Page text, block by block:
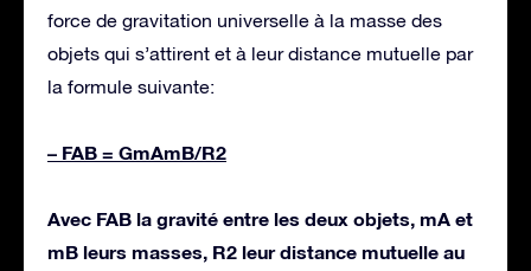
force de gravitation universelle à la masse des
objets qui s’attirent et à leur distance mutuelle par
la formule suivante:
– FAB = GmAmB/R2
Avec FAB la gravité entre les deux objets, mA et
mB leurs masses, R2 leur distance mutuelle au